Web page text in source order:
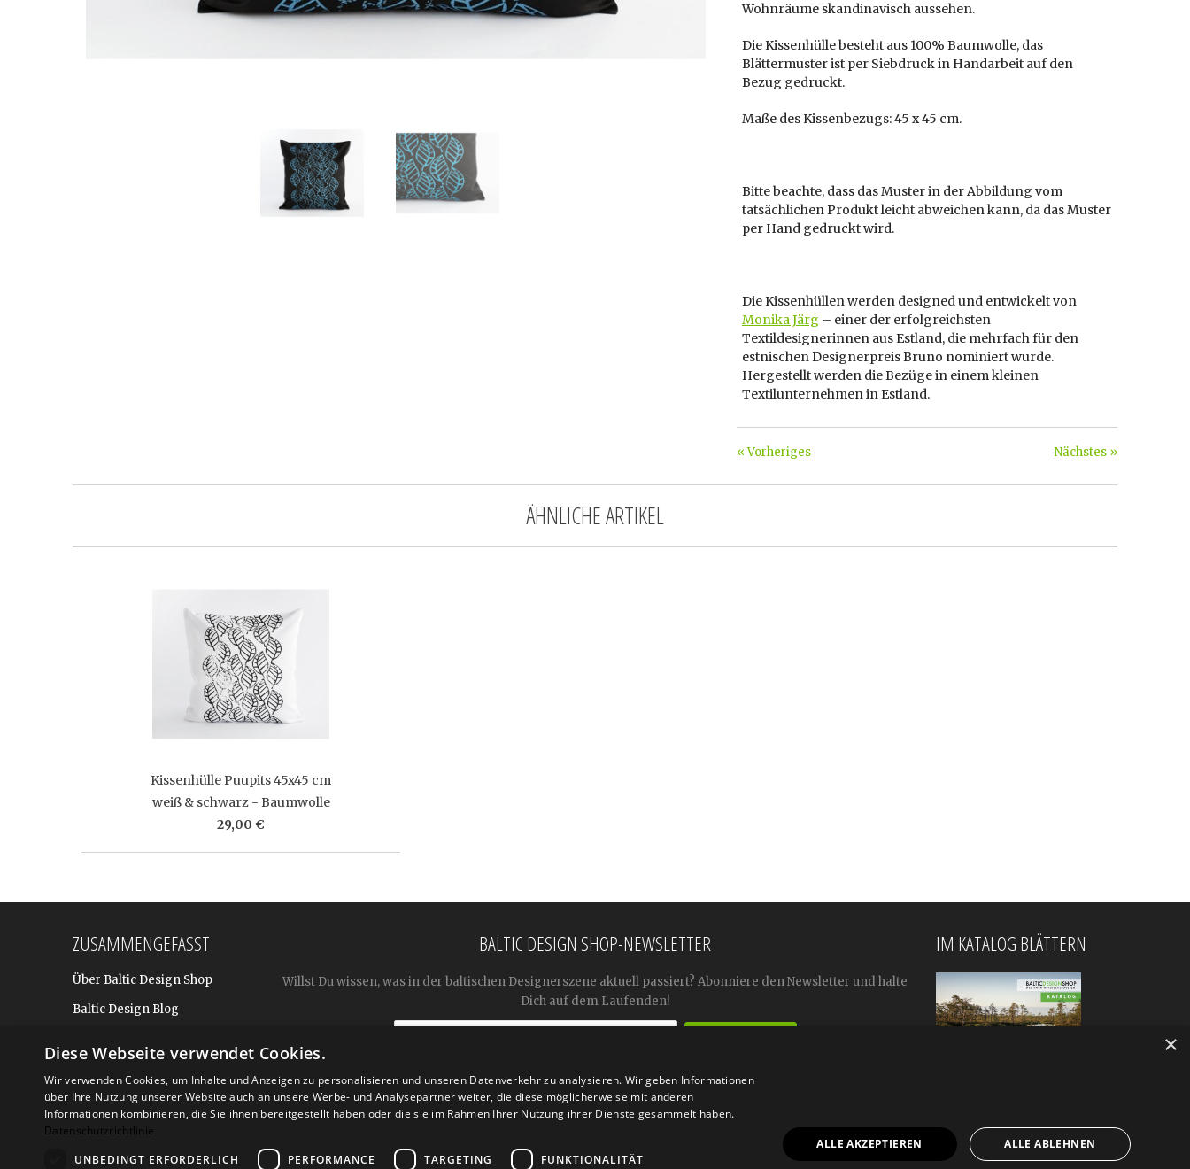
Wohnräume skandinavisch aussehen.
Die Kissenhülle besteht aus 100% Baumwolle, das
Blättermuster ist per Siebdruck in Handarbeit auf den
Bezug gedruckt.
Maße des Kissenbezugs: 45 x 45 cm.
Bitte beachte, dass das Muster in der Abbildung vom
tatsächlichen Produkt leicht abweichen kann, da das Muster
per Hand gedruckt wird.
Die Kissenhüllen werden designed und entwickelt von
Monika Järg – einer der erfolgreichsten
Textildesignerinnen aus Estland, die mehrfach für den
estnischen Designerpreis Bruno nominiert wurde.
Hergestellt werden die Bezüge in einem kleinen
Textilunternehmen in Estland.
Nächstes »
« Vorheriges
ÄHNLICHE ARTIKEL
Kissenhülle Puupits 45x45 cm
weiß & schwarz - Baumwolle
29,00 €
ZUSAMMENGEFASST
Über Baltic Design Shop
Baltic Design Blog
Für BtoB: Design Geschenke
Shop
BALTIC DESIGN SHOP-NEWSLETTER
Willst Du wissen, was in der baltischen Designerszene aktuell passiert? Abonniere den Newsletter und halte
Dich auf dem Laufenden!

IM KATALOG BLÄTTERN
×
Diese Webseite verwendet Cookies.
Wir verwenden Cookies, um Inhalte und Anzeigen zu personalisieren und unseren Datenverkehr zu analysieren. Wir geben Informationen
über Ihre Nutzung unserer Website auch an unsere Werbe- und Analysepartner weiter, die diese möglicherweise mit anderen
Informationen kombinieren, die Sie ihnen bereitgestellt haben oder die sie im Rahmen Ihrer Nutzung ihrer Dienste gesammelt haben.
Datenschutzrichtlinie
UNBEDINGT ERFORDERLICH
PERFORMANCE TARGETING FUNKTIONALITÄT
ALLE AKZEPTIEREN ALLE ABLEHNEN